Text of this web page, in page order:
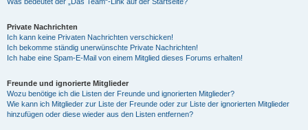
Private Nachrichten
Ich kann keine Privaten Nachrichten verschicken!
Ich bekomme ständig unerwünschte Private Nachrichten!
Ich habe eine Spam-E-Mail von einem Mitglied dieses Forums erhalten!
Freunde und ignorierte Mitglieder
Wozu benötige ich die Listen der Freunde und ignorierten Mitglieder?
Wie kann ich Mitglieder zur Liste der Freunde oder zur Liste der ignorierten Mitglieder
hinzufügen oder diese wieder aus den Listen entfernen?